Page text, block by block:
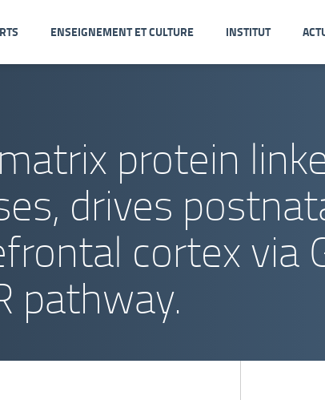
ENSEIGNEMENT ET CULTURE INSTITUT
protein
drives
cortex via
pathway.